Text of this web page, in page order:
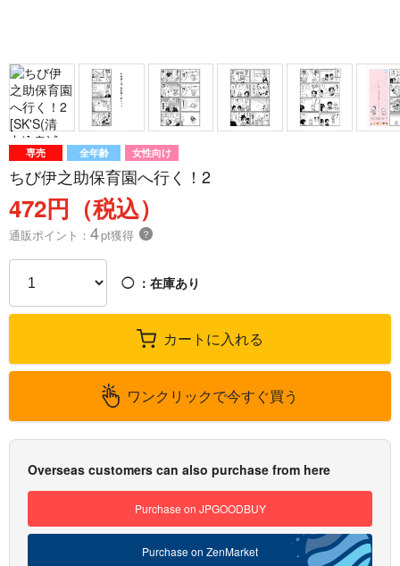
専売 全年齢 女性向け
ちび伊之助保育園へ行く！2
472円（税込）
通販ポイント： 4pt獲得 ？
◯ ：在庫あり
カートに入れる
ワンクリックで今すぐ買う
Overseas customers can also purchase from here
Purchase on JPGOODBUY
Purchase on ZenMarket